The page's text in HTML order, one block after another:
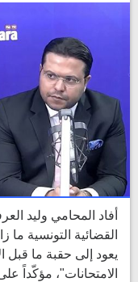
أفاد المحامي وليد
القضائية التونسية
يعود إلى حقبة ما قبل
الامتحانات"، مؤكّداً